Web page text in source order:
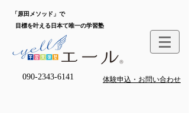
「原田メソッド」で
目標を叶える日本て唯一の学習塾
090-2343-6141 体験申込・お問い合わせ